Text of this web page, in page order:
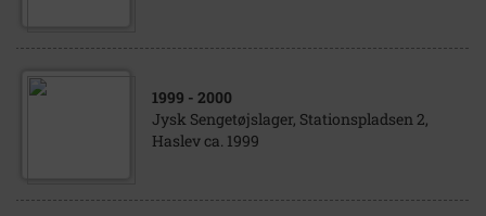
1999 - 2000
Jysk Sengetøjslager, Stationspladsen 2,
Haslev ca. 1999